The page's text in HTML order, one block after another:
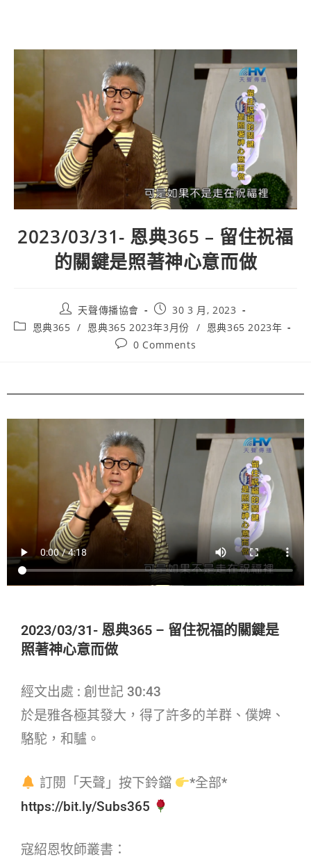
2023/03/31- 恩典365 – 留住祝福
的關鍵是照著神心意而做
天聲傳播協會
30 3 月, 2023
恩典365 / 恩典365 2023年3月份 /
恩典365 2023年
0 Comments
2023/03/31- 恩典365 – 留住祝福的關鍵是
照著神心意而做
經文出處 : 創世記 30:43
於是雅各極其發大，得了許多的羊群、僕婢、
駱駝，和驢。
訂閱「天聲」按下鈴鐺
*全部*
https://bit.ly/Subs365
寇紹恩牧師叢書：